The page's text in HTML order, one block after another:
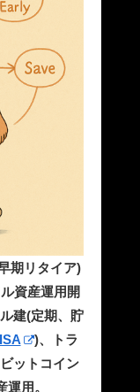
期リタイア)
資産運用開
建(定期、貯
)、トラ
ットコイン
用。